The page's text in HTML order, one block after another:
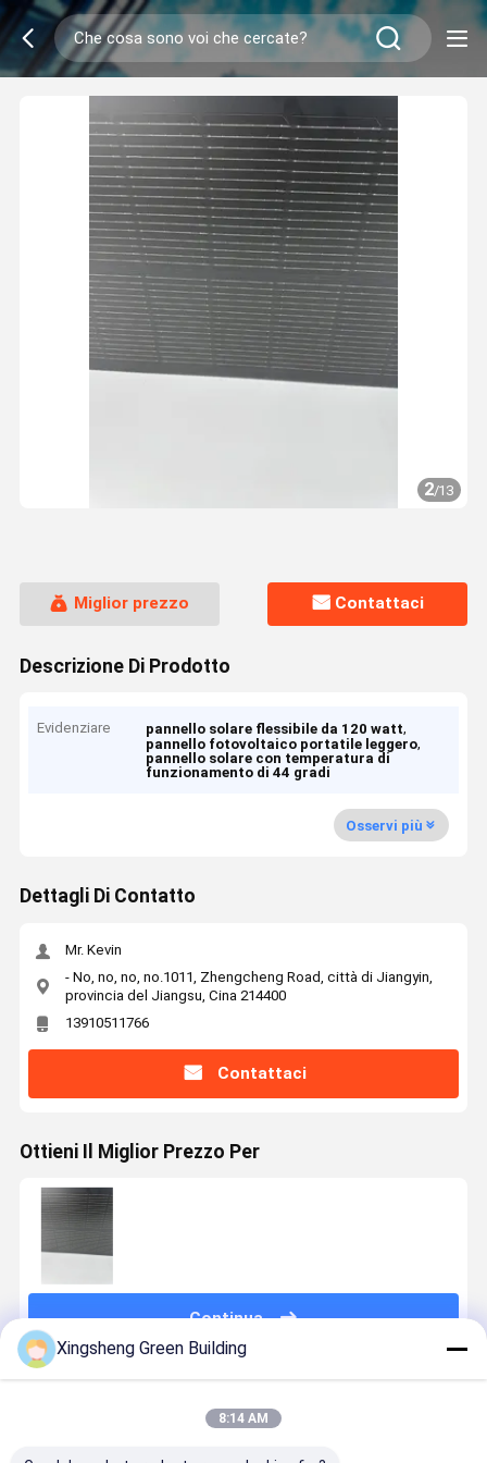
2/13
Miglior prezzo Contattaci
Descrizione Di Prodotto
Evidenziare pannello solare flessibile da 120 watt,
pannello fotovoltaico portatile leggero,
pannello solare con temperatura di
funzionamento di 44 gradi
Osservi più
Dettagli Di Contatto
Mr. Kevin
- No, no, no, no.1011, Zhengcheng Road, città di Jiangyin,
provincia del Jiangsu, Cina 214400
13910511766
Contattaci
Ottieni Il Miglior Prezzo Per
Continua
Xingsheng Green Building
8:14 AM